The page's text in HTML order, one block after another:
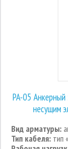
PA-05 Анкерный
несущим
Вид арматуры:
Тип кабеля: тип